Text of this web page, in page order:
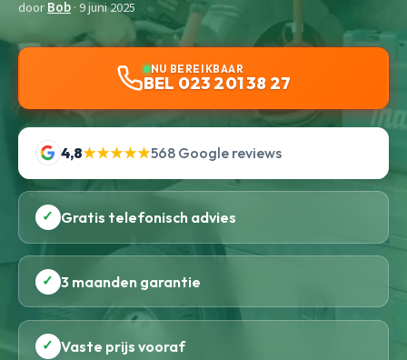
doorBob· 9 juni 2025
NU BEREIKBAAR
BEL 023 201 38 27
4,8★★★★★568 Google reviews
✓ Gratis telefonisch advies
✓ 3 maanden garantie
✓ Vaste prijs vooraf